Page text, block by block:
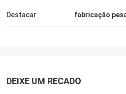
Destacar fabricação
DEIXE UM RECADO